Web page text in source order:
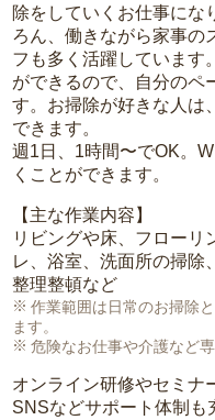
除をしていくお仕事にな
ろん、働きながら家事の
フも多く活躍しています
ができるので、自分のペ
す。お掃除が好きな人は
できます。
週1日、1時間〜でOK。
くことができます。
【主な作業内容】
リビングや床、フローリ
レ、浴室、洗面所の掃除
整理整頓など
作業範囲は日常のお掃除
ます。
危険なお仕事や介護など
オンライン研修やセミナ
SNSなどサポート体制も